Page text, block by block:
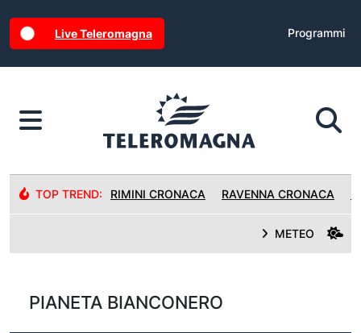
Live Teleromagna Programmi
TOP TREND: RIMINI CRONACA RAVENNA CRONACA
METEO
PIANETA BIANCONERO